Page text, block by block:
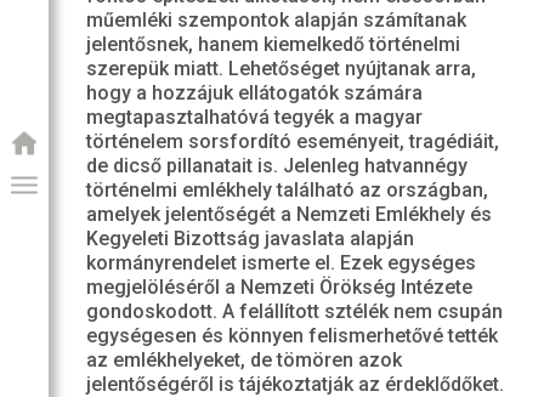
műemléki szempontok alapján számítanak
jelentősnek, hanem kiemelkedő történelmi
szerepük miatt. Lehetőséget nyújtanak arra,
hogy a hozzájuk ellátogatók számára
megtapasztalhatóvá tegyék a magyar
történelem sorsfordító eseményeit, tragédiáit,
de dicső pillanatait is. Jelenleg hatvannégy
történelmi emlékhely található az országban,
amelyek jelentőségét a Nemzeti Emlékhely és
Kegyeleti Bizottság javaslata alapján
kormányrendelet ismerte el. Ezek egységes
megjelöléséről a Nemzeti Örökség Intézete
gondoskodott. A felállított sztélék nem csupán
egységesen és könnyen felismerhetővé tették
az emlékhelyeket, de tömören azok
jelentőségéről is tájékoztatják az érdeklődőket.